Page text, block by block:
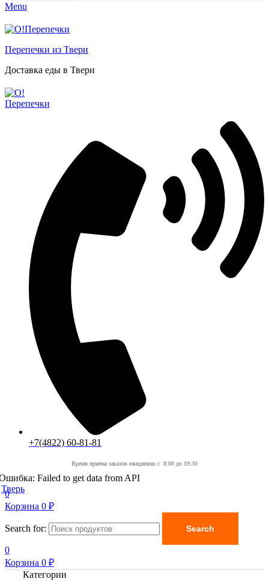
Menu
Перепечки из Твери
Доставка еды в Твери
+7(4822) 60-81-81
Время приема заказов ежедневно с 8:00 до 19:30
Failed to get data from API
Тверь
0
Корзина 0 ₽
Search for: Search
0
Корзина 0 ₽
Категории